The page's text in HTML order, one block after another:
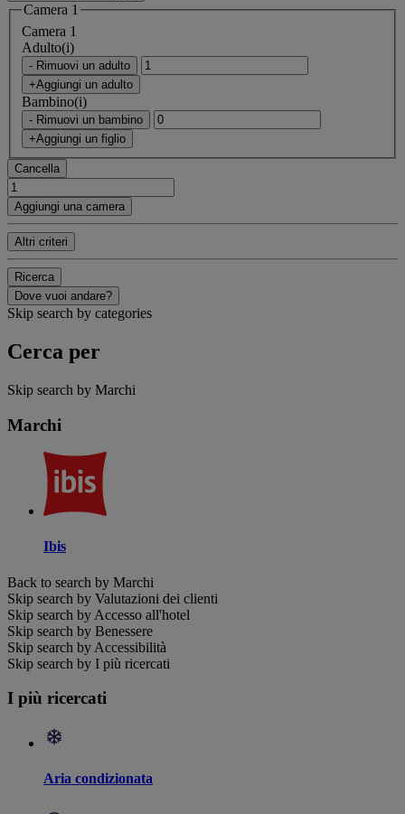
Camera 1
Camera 1
Adulto(i)
- Rimuovi un adulto
+Aggiungi un adulto
Bambino(i)
- Rimuovi un bambino
+Aggiungi un figlio
Cancella
Aggiungi una camera
Altri criteri
Ricerca
Dove vuoi andare?
Skip search by categories
Cerca per
Skip search by Marchi
Marchi
Ibis
Back to search by Marchi
Skip search by Valutazioni dei clienti
Skip search by Accesso all'hotel
Skip search by Benessere
Skip search by Accessibilità
Skip search by I più ricercati
I più ricercati
Aria condizionata